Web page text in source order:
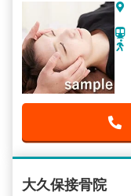
大久保接骨院